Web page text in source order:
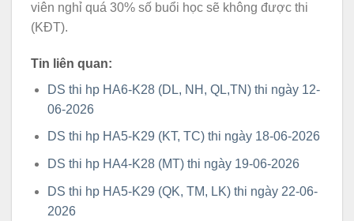
viên nghỉ quá 30% số buổi học sẽ không được thi
(KĐT).
Tin liên quan:
DS thi hp HA6-K28 (DL, NH, QL,TN) thi ngày 12-
06-2026
DS thi hp HA5-K29 (KT, TC) thi ngày 18-06-2026
DS thi hp HA4-K28 (MT) thi ngày 19-06-2026
DS thi hp HA5-K29 (QK, TM, LK) thi ngày 22-06-
2026